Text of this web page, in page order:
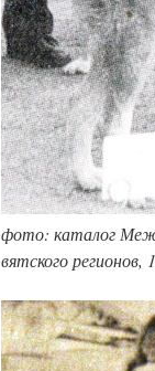
фото: каталог
вятского регионов,